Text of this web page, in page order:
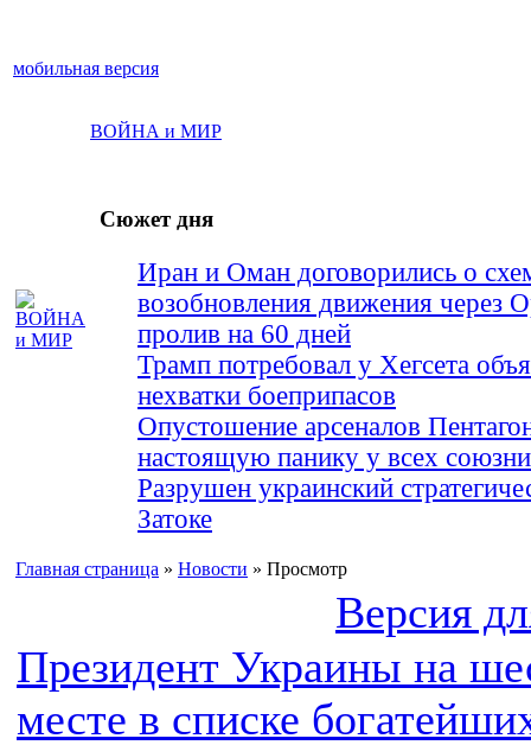
мобильная версия
ВОЙНА и МИР
Сюжет дня
Иран и Оман договорились о
возобновления движения через
пролив на 60 дней
Трамп потребовал у Хегсета
нехватки боеприпасов
Опустошение арсеналов
настоящую панику у всех
Разрушен украинский
Затоке
Главная страница » Новости » Просмотр
Версия
Президент Украины на
месте в списке